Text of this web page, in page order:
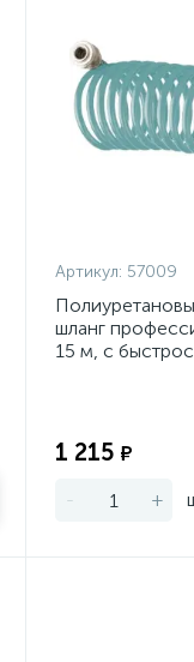
Артикул: 57009
шланг
15 м, с
1 215 ₽
- +